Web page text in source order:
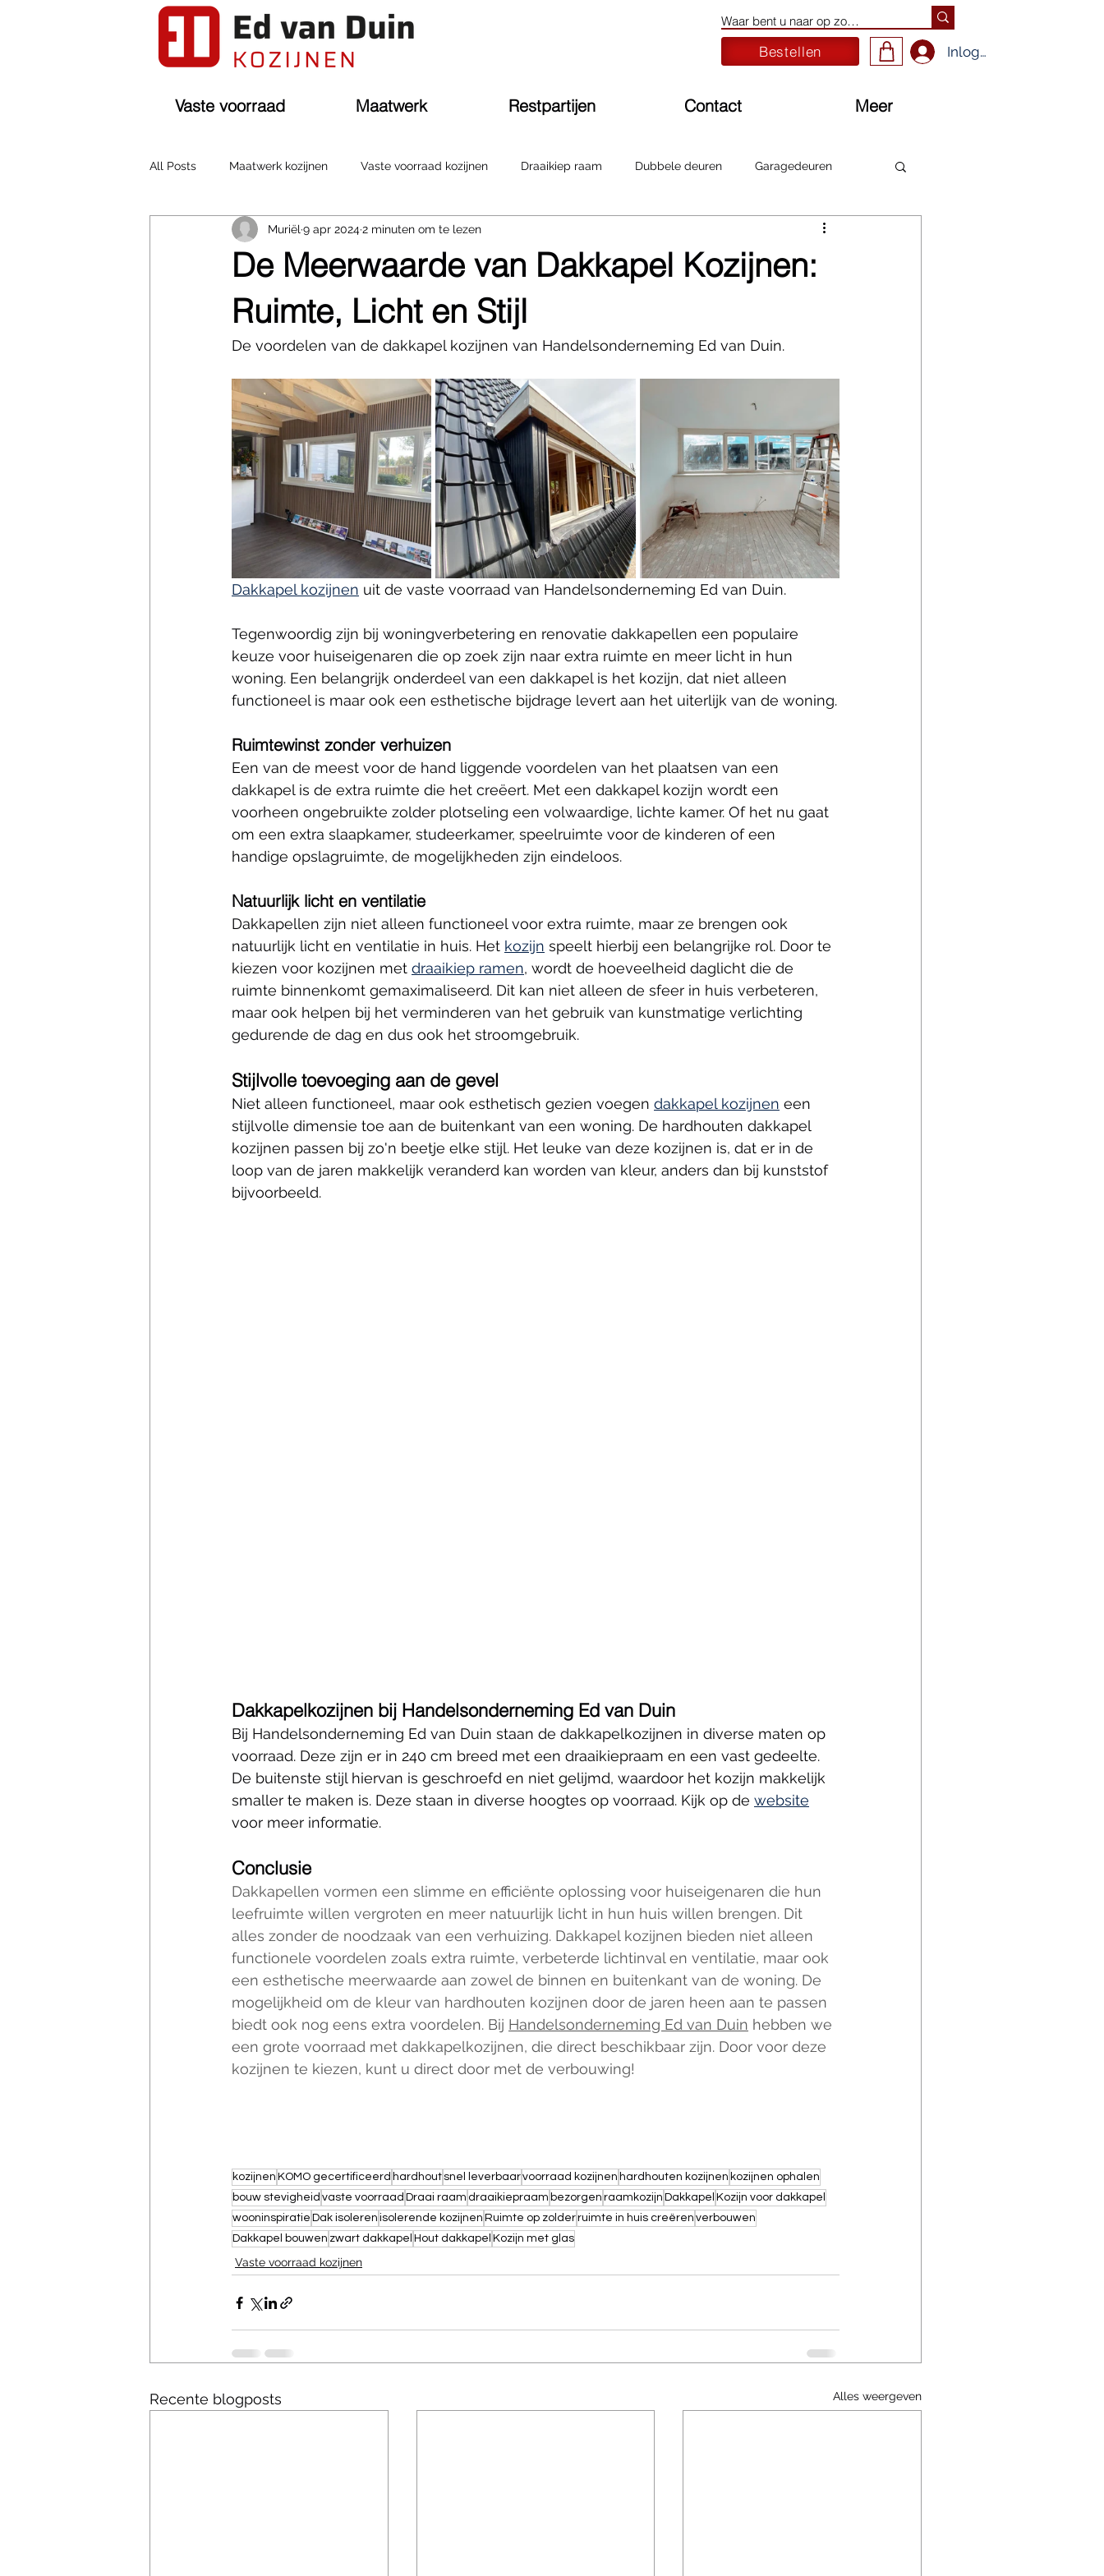
Bestellen Inloggen
Vaste voorraad Maatwerk Restpartijen Contact Meer
All Posts Maatwerk kozijnen Vaste voorraad kozijnen Draaikiep raam Dubbele deuren Garagedeuren
De Meerwaarde van Dakkapel Kozijnen:
Ruimte, Licht en Stijl
Muriël 9 apr 20242 minuten om te lezen
De voordelen van de dakkapel kozijnen van Handelsonderneming Ed van Duin.
Dakkapel kozijnen uit de vaste voorraad van Handelsonderneming Ed van Duin.
Tegenwoordig zijn bij woningverbetering en renovatie dakkapellen een populaire
keuze voor huiseigenaren die op zoek zijn naar extra ruimte en meer licht in hun
woning. Een belangrijk onderdeel van een dakkapel is het kozijn, dat niet alleen
functioneel is maar ook een esthetische bijdrage levert aan het uiterlijk van de woning.
Ruimtewinst zonder verhuizen
Een van de meest voor de hand liggende voordelen van het plaatsen van een
dakkapel is de extra ruimte die het creëert. Met een dakkapel kozijn wordt een
voorheen ongebruikte zolder plotseling een volwaardige, lichte kamer. Of het nu gaat
om een extra slaapkamer, studeerkamer, speelruimte voor de kinderen of een
handige opslagruimte, de mogelijkheden zijn eindeloos.
Natuurlijk licht en ventilatie
Dakkapellen zijn niet alleen functioneel voor extra ruimte, maar ze brengen ook
natuurlijk licht en ventilatie in huis. Het kozijn speelt hierbij een belangrijke rol. Door te
kiezen voor kozijnen met draaikiep ramen, wordt de hoeveelheid daglicht die de
ruimte binnenkomt gemaximaliseerd. Dit kan niet alleen de sfeer in huis verbeteren,
maar ook helpen bij het verminderen van het gebruik van kunstmatige verlichting
gedurende de dag en dus ook het stroomgebruik.
Stijlvolle toevoeging aan de gevel
Niet alleen functioneel, maar ook esthetisch gezien voegen dakkapel kozijnen een
stijlvolle dimensie toe aan de buitenkant van een woning. De hardhouten dakkapel
kozijnen passen bij zo'n beetje elke stijl. Het leuke van deze kozijnen is, dat er in de
loop van de jaren makkelijk veranderd kan worden van kleur, anders dan bij kunststof
bijvoorbeeld.
Dakkapelkozijnen bij Handelsonderneming Ed van Duin
Bij Handelsonderneming Ed van Duin staan de dakkapelkozijnen in diverse maten op
voorraad. Deze zijn er in 240 cm breed met een draaikiepraam en een vast gedeelte.
De buitenste stijl hiervan is geschroefd en niet gelijmd, waardoor het kozijn makkelijk
smaller te maken is. Deze staan in diverse hoogtes op voorraad. Kijk op de website
voor meer informatie.
Conclusie
Dakkapellen vormen een slimme en efficiënte oplossing voor huiseigenaren die hun
leefruimte willen vergroten en meer natuurlijk licht in hun huis willen brengen. Dit
alles zonder de noodzaak van een verhuizing. Dakkapel kozijnen bieden niet alleen
functionele voordelen zoals extra ruimte, verbeterde lichtinval en ventilatie, maar ook
een esthetische meerwaarde aan zowel de binnen en buitenkant van de woning. De
mogelijkheid om de kleur van hardhouten kozijnen door de jaren heen aan te passen
biedt ook nog eens extra voordelen. Bij Handelsonderneming Ed van Duin hebben we
een grote voorraad met dakkapelkozijnen, die direct beschikbaar zijn. Door voor deze
kozijnen te kiezen, kunt u direct door met de verbouwing!
kozijnen KOMO gecertificeerd hardhout snel leverbaarvoorraad kozijnen hardhouten kozijnen kozijnen ophalen
bouw stevigheid vaste voorraad Draai raam draaikiepraam bezorgen raamkozijn Dakkapel Kozijn voor dakkapel
wooninspiratie Dak isoleren isolerende kozijnen Ruimte op zolderruimte in huis creëren verbouwen
Dakkapel bouwen zwart dakkapel Hout dakkapel Kozijn met glas
Vaste voorraad kozijnen
Recente blogposts Alles weergeven